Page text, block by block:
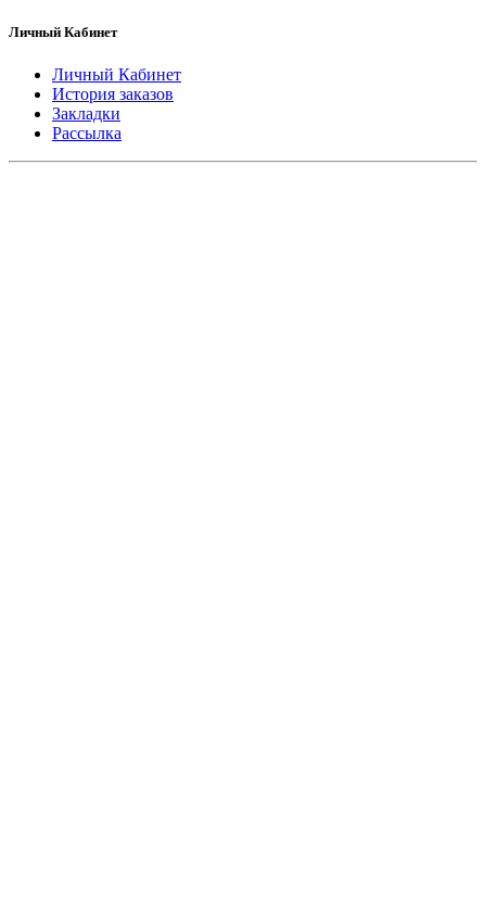
Личный Кабинет
Личный Кабинет
История заказов
Закладки
Рассылка